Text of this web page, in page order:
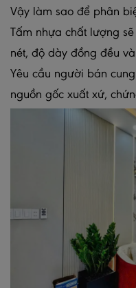
Vậy làm sao để phân
Tấm nhựa chất lượng
nét, độ dày đồng đều
Yêu cầu người bán
nguồn gốc xuất xứ,